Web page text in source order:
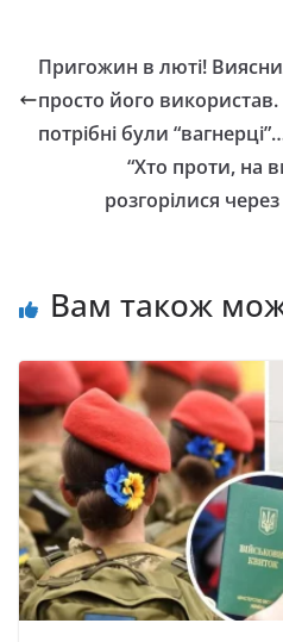
Пригожин в люті!
просто його
потрібні були
“Хто проти, на
розгорілися
Вам також